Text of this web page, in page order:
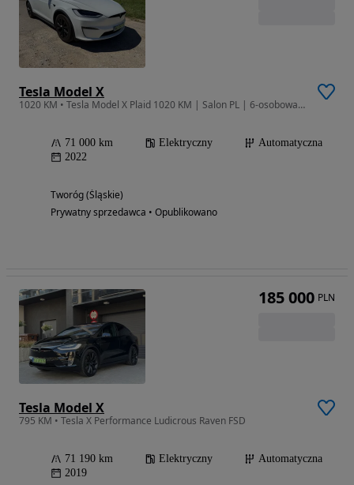
Tesla Model X
1020 KM • Tesla Model X Plaid 1020 KM | Salon PL | 6-osobowa | Gwarancja do 2030
71 000 km Elektryczny
Automatyczna
2022
Tworóg (Śląskie)
Prywatny sprzedawca • Opublikowano
Tesla Model X
795 KM • Tesla X Performance Ludicrous Raven FSD
71 190 km Elektryczny
Automatyczna
2019
185 000 PLN